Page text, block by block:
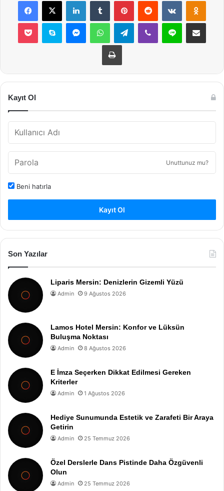
Pocket Skype MessengerWhatsAppTelegramViber Line E-Posta ile
Yazdır
Kayıt Ol
Unuttunuz mu?
Beni hatırla
Kayıt Ol
Son Yazılar
Liparis Mersin: Denizlerin Gizemli Yüzü
Admin 9 Ağustos 2026
Lamos Hotel Mersin: Konfor ve Lüksün
Buluşma Noktası
Admin 8 Ağustos 2026
E İmza Seçerken Dikkat Edilmesi Gereken
Kriterler
Admin 1 Ağustos 2026
Hediye Sunumunda Estetik ve Zarafeti Bir Araya
Getirin
Admin 25 Temmuz 2026
Özel Derslerle Dans Pistinde Daha Özgüvenli
Olun
Admin 25 Temmuz 2026